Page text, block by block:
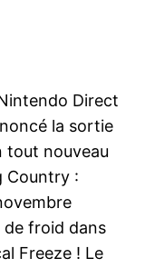
Direct
la sortie
tout nouveau
Country :
froid dans
Freeze ! Le